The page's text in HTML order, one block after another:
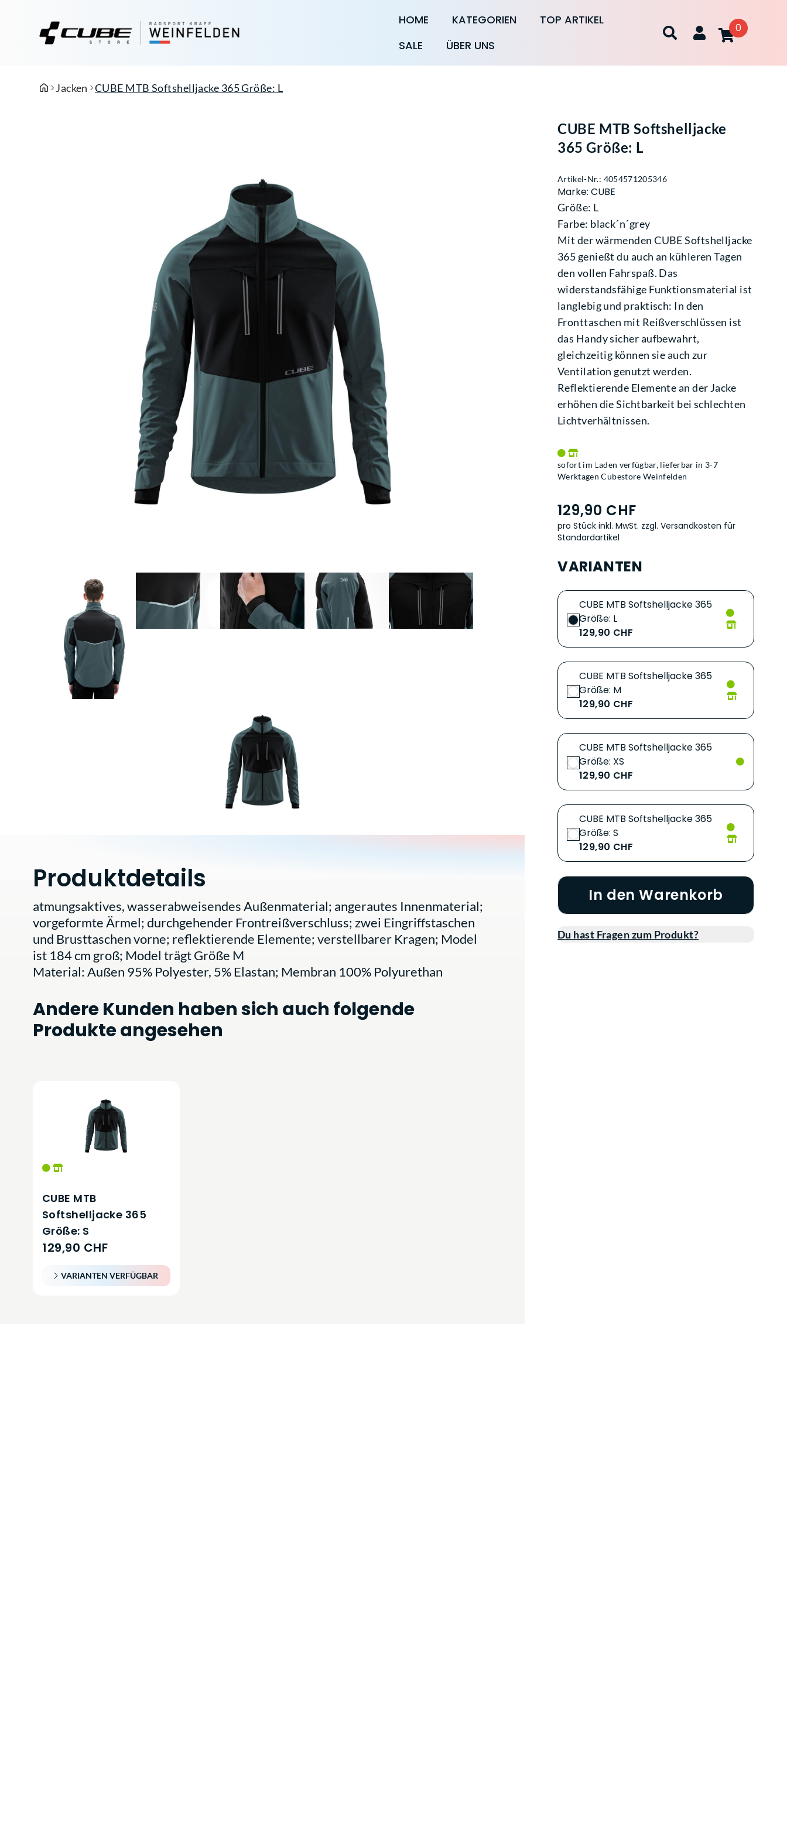
HOME KATEGORIEN
TOP ARTIKEL
SALE
ÜBER UNS
0
Jacken CUBE MTB Softshelljacke 365 Größe: L
Produktdetails
atmungsaktives, wasserabweisendes Außenmaterial; angerautes Innenmaterial;
vorgeformte Ärmel; durchgehender Frontreißverschluss; zwei Eingriffstaschen
und Brusttaschen vorne; reflektierende Elemente; verstellbarer Kragen; Model
ist 184 cm groß; Model trägt Größe M
Material: Außen 95% Polyester, 5% Elastan; Membran 100% Polyurethan
Andere Kunden haben sich auch folgende
Produkte angesehen
CUBE MTB
Softshelljacke 365
Größe: S
129,90 CHF
VARIANTEN VERFÜGBAR
CUBE MTB Softshelljacke
365 Größe: L
Artikel-Nr.: 4054571205346
Marke: CUBE
Größe: L
Farbe: black´n´grey
Mit der wärmenden CUBE Softshelljacke
365 genießt du auch an kühleren Tagen
den vollen Fahrspaß. Das
widerstandsfähige Funktionsmaterial ist
langlebig und praktisch: In den
Fronttaschen mit Reißverschlüssen ist
das Handy sicher aufbewahrt,
gleichzeitig können sie auch zur
Ventilation genutzt werden.
Reflektierende Elemente an der Jacke
erhöhen die Sichtbarkeit bei schlechten
Lichtverhältnissen.
sofort im Laden verfügbar, lieferbar in 3-7
Werktagen Cubestore Weinfelden
129,90 CHF
pro Stück inkl. MwSt. zzgl. Versandkosten für
Standardartikel
VARIANTEN
CUBE MTB Softshelljacke 365
Größe: L
129,90 CHF
CUBE MTB Softshelljacke 365
Größe: M
129,90 CHF
CUBE MTB Softshelljacke 365
Größe: XS
129,90 CHF
CUBE MTB Softshelljacke 365
Größe: S
129,90 CHF
In den Warenkorb
Du hast Fragen zum Produkt?